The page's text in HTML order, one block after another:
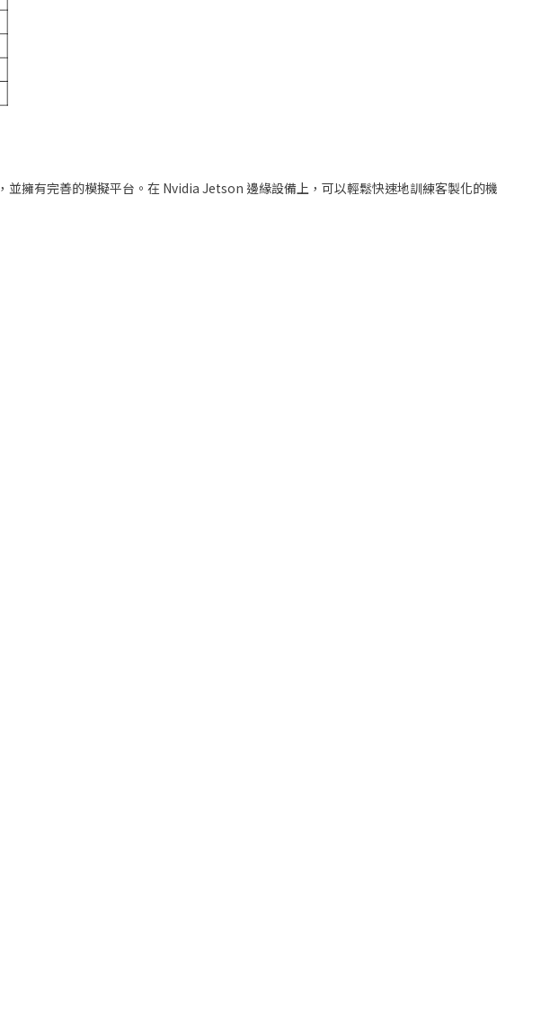
擁有完善的模擬平台。在 Nvidia Jetson 邊緣設備上，可以輕鬆快速地訓練客製化的機